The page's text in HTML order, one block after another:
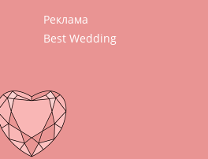
Реклама
Best Wedding